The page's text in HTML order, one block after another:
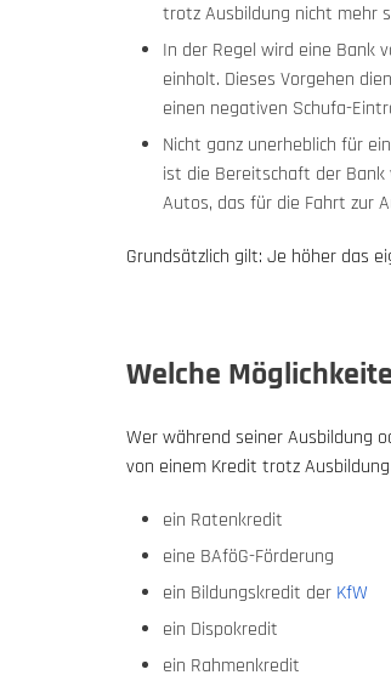
trotz Ausbildung nicht mehr
In der Regel wird eine Bank
einholt. Dieses Vorgehen
einen negativen Schufa-
Nicht ganz unerheblich für
ist die Bereitschaft der Bank
Autos, das für die Fahrt zur
Grundsätzlich gilt: Je höher das
Welche
Wer während seiner Ausbildung
von einem Kredit trotz
ein Ratenkredit
eine BAföG-Förderung
ein Bildungskredit der KfW
ein Dispokredit
ein Rahmenkredit